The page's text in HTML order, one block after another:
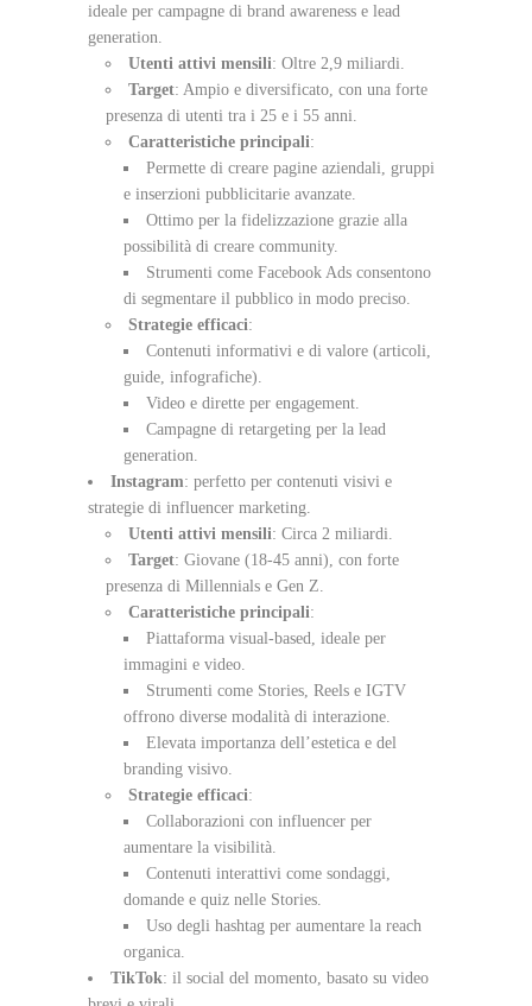
ideale per campagne di brand awareness e lead
generation.
Utenti attivi mensili: Oltre 2,9 miliardi.
Target: Ampio e diversificato, con una forte
presenza di utenti tra i 25 e i 55 anni.
Caratteristiche principali:
Permette di creare pagine aziendali, gruppi
e inserzioni pubblicitarie avanzate.
Ottimo per la fidelizzazione grazie alla
possibilità di creare community.
Strumenti come Facebook Ads consentono
di segmentare il pubblico in modo preciso.
Strategie efficaci:
Contenuti informativi e di valore (articoli,
guide, infografiche).
Video e dirette per engagement.
Campagne di retargeting per la lead
generation.
Instagram: perfetto per contenuti visivi e
strategie di influencer marketing.
Utenti attivi mensili: Circa 2 miliardi.
Target: Giovane (18-45 anni), con forte
presenza di Millennials e Gen Z.
Caratteristiche principali:
Piattaforma visual-based, ideale per
immagini e video.
Strumenti come Stories, Reels e IGTV
offrono diverse modalità di interazione.
Elevata importanza dell’estetica e del
branding visivo.
Strategie efficaci:
Collaborazioni con influencer per
aumentare la visibilità.
Contenuti interattivi come sondaggi,
domande e quiz nelle Stories.
Uso degli hashtag per aumentare la reach
organica.
TikTok: il social del momento, basato su video